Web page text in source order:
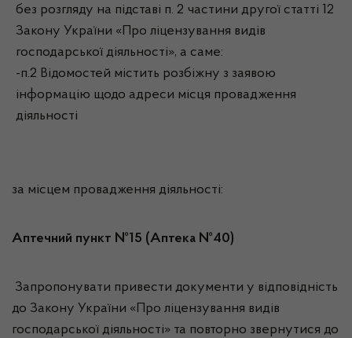
без розгляду на підставі п. 2 частини другої статті 12
Закону України «Про ліцензування видів
господарської діяльності», а саме:
-п.2 Відомостей містить розбіжну з заявою
інформацію щодо адреси місця провадження
діяльності
за місцем провадження діяльності:
Аптечний пункт №15 (Аптека №40)
Запропонувати привести документи у відповідність
до Закону України «Про ліцензування видів
господарської діяльності» та повторно звернутися до